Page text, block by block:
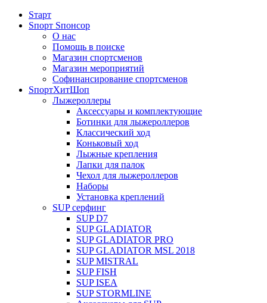
Sтарт
Sпорт Sпонсор
О нас
Помощь в поиске
Магазин спортсменов
Магазин мероприятий
Софинансирование спортсменов
SпортХитШоп
Лыжероллеры
Аксессуары и комплектующие
Ботинки для лыжероллеров
Классический ход
Коньковый ход
Лыжные крепления
Лапки для палок
Чехол для лыжероллеров
Наборы
Установка креплений
SUP серфинг
SUP D7
SUP GLADIATOR
SUP GLADIATOR PRO
SUP GLADIATOR MSL 2018
SUP MISTRAL
SUP FISH
SUP ISEA
SUP STORMLINE